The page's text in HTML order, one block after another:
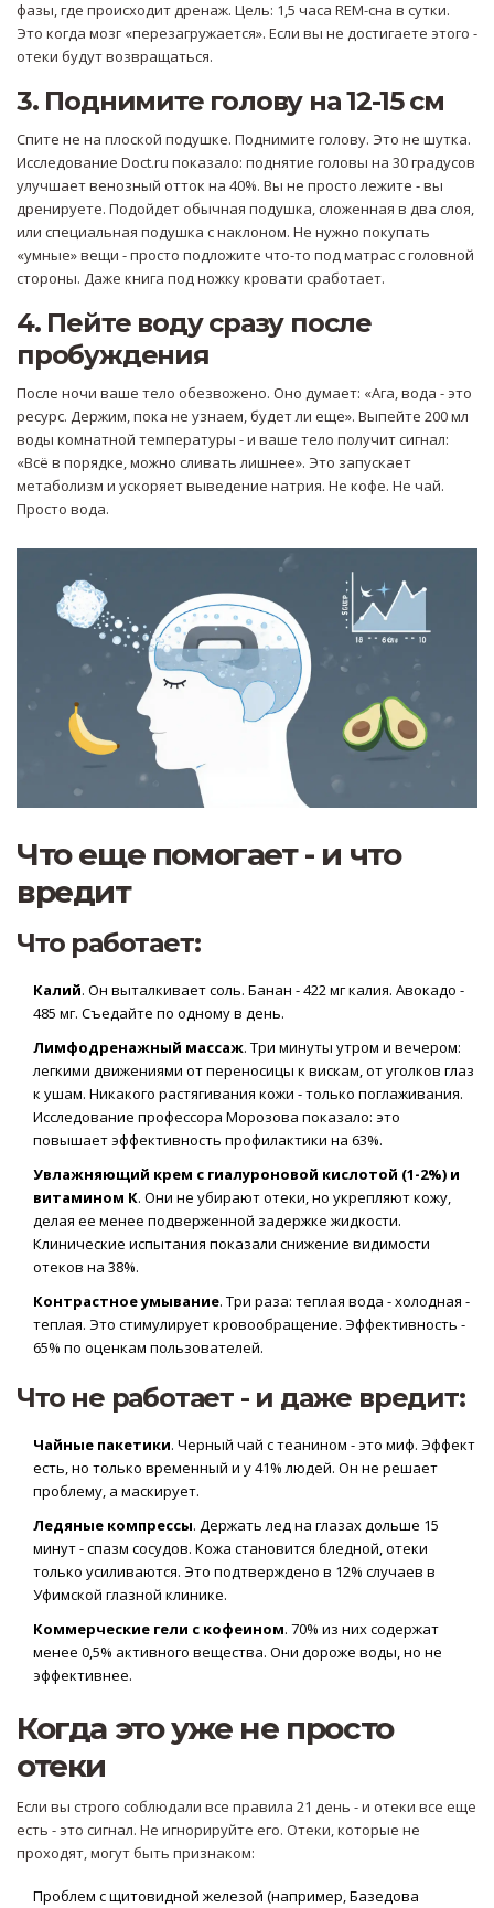
фазы, где происходит дренаж. Цель: 1,5 часа REM-сна в сутки.
Это когда мозг «перезагружается». Если вы не достигаете этого -
отеки будут возвращаться.
3. Поднимите голову на 12-15 см
Спите не на плоской подушке. Поднимите голову. Это не шутка.
Исследование Doct.ru показало: поднятие головы на 30 градусов
улучшает венозный отток на 40%. Вы не просто лежите - вы
дренируете. Подойдет обычная подушка, сложенная в два слоя,
или специальная подушка с наклоном. Не нужно покупать
«умные» вещи - просто подложите что-то под матрас с головной
стороны. Даже книга под ножку кровати сработает.
4. Пейте воду сразу после
пробуждения
После ночи ваше тело обезвожено. Оно думает: «Ага, вода - это
ресурс. Держим, пока не узнаем, будет ли еще». Выпейте 200 мл
воды комнатной температуры - и ваше тело получит сигнал:
«Всё в порядке, можно сливать лишнее». Это запускает
метаболизм и ускоряет выведение натрия. Не кофе. Не чай.
Просто вода.
Что еще помогает - и что
вредит
Что работает:
Калий. Он выталкивает соль. Банан - 422 мг калия. Авокадо -
485 мг. Съедайте по одному в день.
Лимфодренажный массаж. Три минуты утром и вечером:
легкими движениями от переносицы к вискам, от уголков глаз
к ушам. Никакого растягивания кожи - только поглаживания.
Исследование профессора Морозова показало: это
повышает эффективность профилактики на 63%.
Увлажняющий крем с гиалуроновой кислотой (1-2%) и
витамином К. Они не убирают отеки, но укрепляют кожу,
делая ее менее подверженной задержке жидкости.
Клинические испытания показали снижение видимости
отеков на 38%.
Контрастное умывание. Три раза: теплая вода - холодная -
теплая. Это стимулирует кровообращение. Эффективность -
65% по оценкам пользователей.
Что не работает - и даже вредит:
Чайные пакетики. Черный чай с теанином - это миф. Эффект
есть, но только временный и у 41% людей. Он не решает
проблему, а маскирует.
Ледяные компрессы. Держать лед на глазах дольше 15
минут - спазм сосудов. Кожа становится бледной, отеки
только усиливаются. Это подтверждено в 12% случаев в
Уфимской глазной клинике.
Коммерческие гели с кофеином. 70% из них содержат
менее 0,5% активного вещества. Они дороже воды, но не
эффективнее.
Когда это уже не просто
отеки
Если вы строго соблюдали все правила 21 день - и отеки все еще
есть - это сигнал. Не игнорируйте его. Отеки, которые не
проходят, могут быть признаком:
Проблем с щитовидной железой (например, Базедова